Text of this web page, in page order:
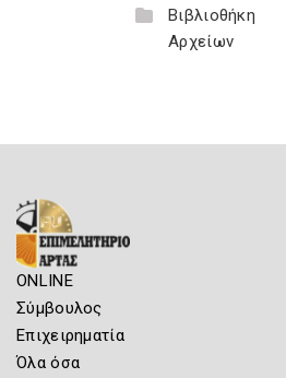
Βιβλιοθήκη
Αρχείων
ONLINE
Σύμβουλος
Επιχειρηματία
Όλα όσα